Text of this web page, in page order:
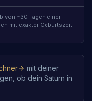
von ~30 Tagen einer
mit exakter Geburtszeit
mit deiner
ob dein Saturn in